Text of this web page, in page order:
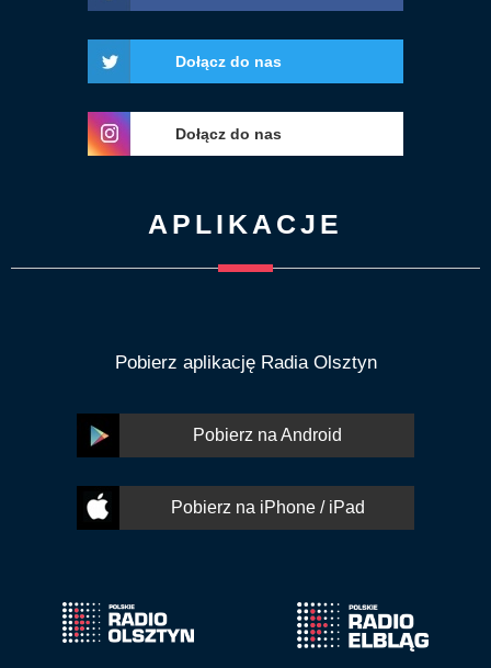
Dołącz do nas
Dołącz do nas
APLIKACJE
Pobierz aplikację Radia Olsztyn
Pobierz na Android
Pobierz na iPhone / iPad